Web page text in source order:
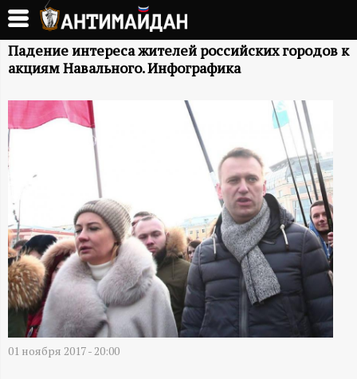
Перейти
основному
содержанию
А
Т
И
М
А
Й
Д
А
Падение интереса жителей российских городов к
акциям Навального. Инфографика
01 ноября 2017 - 20:00